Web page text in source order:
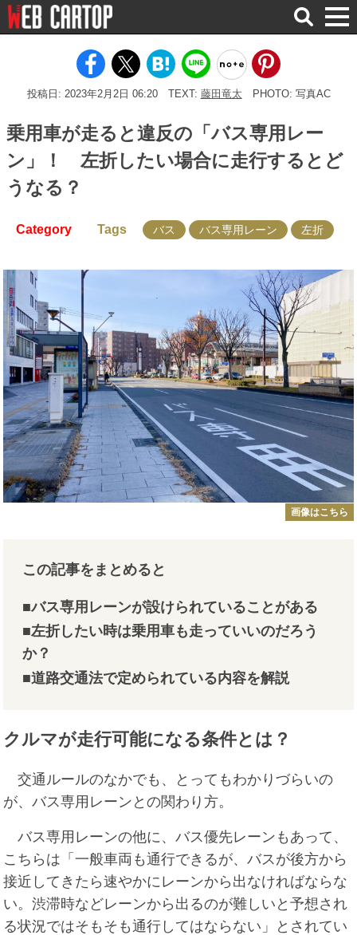
検
索
投稿日: 2023年2月2日 06:20 TEXT: 藤田竜太 PHOTO: 写真AC
乗用車が走ると違反の「バス専用レー
ン」！ 左折したい場合に走行するとど
うなる？
Category Tags バス バス専用レーン 左折
画像はこちら
この記事をまとめると
■バス専用レーンが設けられていることがある
■左折したい時は乗用車も走っていいのだろう
か？
■道路交通法で定められている内容を解説
クルマが走行可能になる条件とは？
交通ルールのなかでも、とってもわかりづらいの
が、バス専用レーンとの関わり方。
バス専用レーンの他に、バス優先レーンもあって、
こちらは「一般車両も通行できるが、バスが後方から
接近してきたら速やかにレーンから出なければならな
い。渋滞時などレーンから出るのが難しいと予想され
る状況ではそもそも通行してはならない」とされてい